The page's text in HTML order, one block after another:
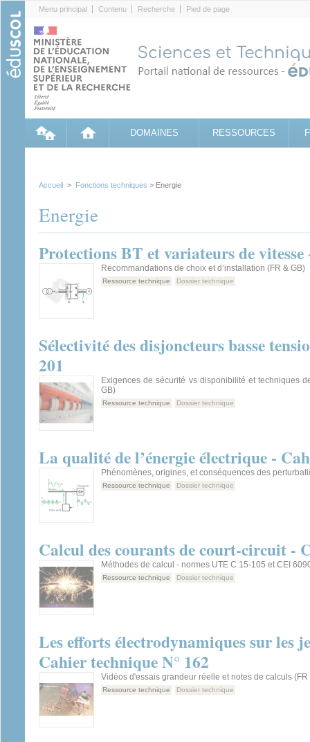
Menu principal Contenu Recherche Pied de page
DOMAINES RESSOURCES
Accueil > Fonctions techniques > Energie
Energie
Protections BT et variateurs de
Recommandations de choix et d’installation (FR & GB)
Ressource technique Dossier technique
Sélectivité des disjoncteurs basse
201
Exigences de sécurité vs disponibilité et techniques
GB)
Ressource technique Dossier technique
La qualité de l’énergie électrique -
Phénomènes, origines, et conséquences des
Ressource technique Dossier technique
Calcul des courants de court-circuit -
Méthodes de calcul - normes UTE C 15-105 et CEI
Ressource technique Dossier technique
Les efforts électrodynamiques sur les
Cahier technique N° 162
Vidéos d'essais grandeur réelle et notes de calculs (FR
Ressource technique Dossier technique